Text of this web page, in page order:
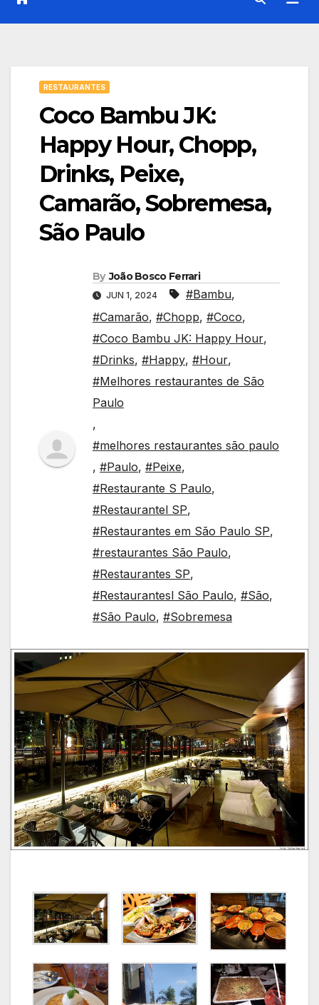
RESTAURANTES
Coco Bambu JK:
Happy Hour, Chopp,
Drinks, Peixe,
Camarão, Sobremesa,
São Paulo
By João Bosco Ferrari
JUN 1, 2024 #Bambu,
#Camarão, #Chopp, #Coco,
#Coco Bambu JK: Happy Hour,
#Drinks, #Happy, #Hour,
#Melhores restaurantes de São
Paulo
,
#melhores restaurantes são paulo
, #Paulo, #Peixe,
#Restaurante S Paulo,
#Restaurantel SP,
#Restaurantes em São Paulo SP,
#restaurantes São Paulo,
#Restaurantes SP,
#Restaurantesl São Paulo, #São,
#São Paulo, #Sobremesa